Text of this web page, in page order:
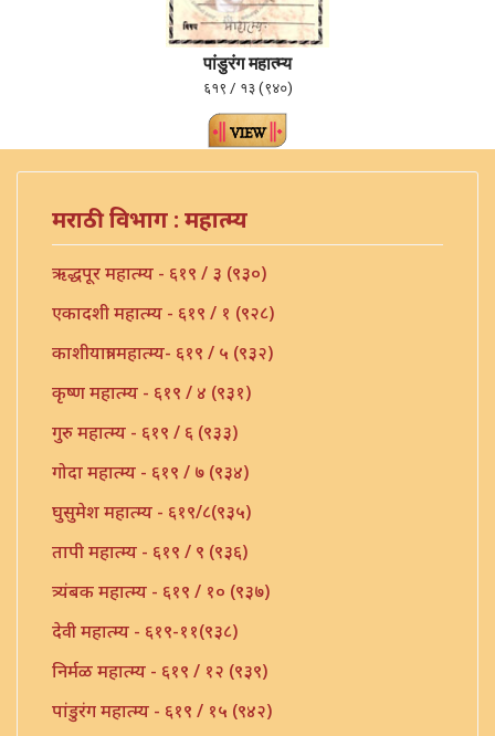
पांडुरंग महात्म्य
६१९ / १३ (९४०)
मराठी विभाग : महात्म्य
ऋद्धपूर महात्म्य - ६१९ / ३ (९३०)
एकादशी महात्म्य - ६१९ / १ (९२८)
काशीयात्रा महात्म्य- ६१९ / ५ (९३२)
कृष्ण महात्म्य - ६१९ / ४ (९३१)
गुरु महात्म्य - ६१९ / ६ (९३३)
गोदा महात्म्य - ६१९ / ७ (९३४)
घुसुमेश महात्म्य - ६१९/८(९३५)
तापी महात्म्य - ६१९ / ९ (९३६)
त्र्यंबक महात्म्य - ६१९ / १० (९३७)
देवी महात्म्य - ६१९-११(९३८)
निर्मळ महात्म्य - ६१९ / १२ (९३९)
पांडुरंग महात्म्य - ६१९ / १५ (९४२)